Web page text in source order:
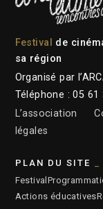
Festival
de
sa région
Organisé par
Téléphone : 05 61
L’association
légales
PLAN DU SITE
Festival
Actions éducatives